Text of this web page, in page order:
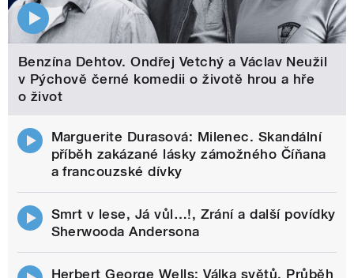
Benzína Dehtov. Ondřej Vetchý a Václav Neužil
v Pýchově černé komedii o životě hrou a hře
o život
Marguerite Durasová: Milenec. Skandální
příběh zakázané lásky zámožného Číňana
a francouzské dívky
Smrt v lese, Já vůl…!, Zrání a další povídky
Sherwooda Andersona
Herbert George Wells: Válka světů. Průběh